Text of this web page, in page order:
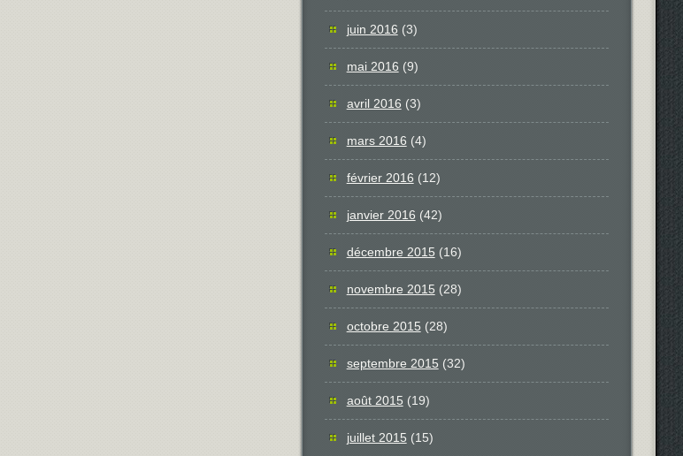
juin 2016 (3)
mai 2016 (9)
avril 2016 (3)
mars 2016 (4)
février 2016 (12)
janvier 2016 (42)
décembre 2015(16)
novembre 2015(28)
octobre 2015(28)
septembre 2015(32)
août 2015(19)
juillet 2015(15)